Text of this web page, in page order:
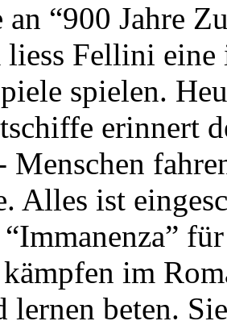
an “900 Jahre
liess Fellini
spielen.
erinnert
Alles ist
im
lernen beten.